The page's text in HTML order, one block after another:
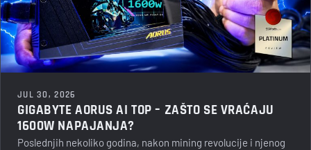
JUL 30, 2026
GIGABYTE AORUS AI TOP – ZAŠTO SE VRAĆAJU
1600W NAPAJANJA?
Poslednjih nekoliko godina, nakon mining revolucije i njenog